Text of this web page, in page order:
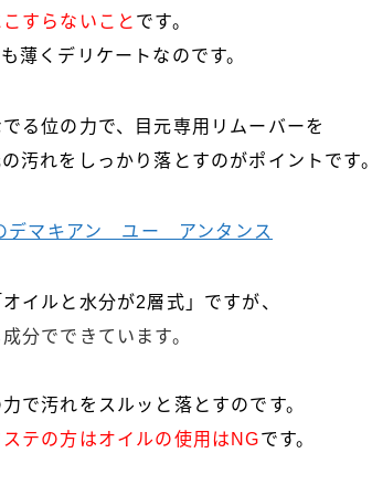
すらないこと です。
薄くデリケートなのです。
る位の力で、目元専用リムーバーを
汚れをしっかり落とすのがポイントです。
デマキアン ユー アンタンス
イルと水分が2層式」ですが、
分でできています。
で汚れをスルッと落とすのです。
ステの方はオイルの使用はNGです。